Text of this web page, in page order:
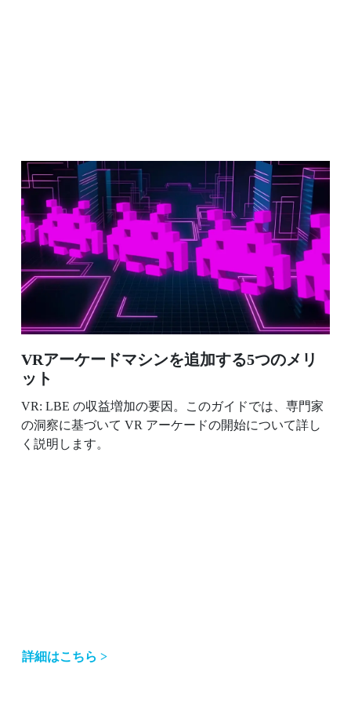
VRアーケードマシンを追加する5つのメリ
ット
VR: LBE の収益増加の要因。このガイドでは、専門家
の洞察に基づいて VR アーケードの開始について詳し
く説明します。
詳細はこちら >